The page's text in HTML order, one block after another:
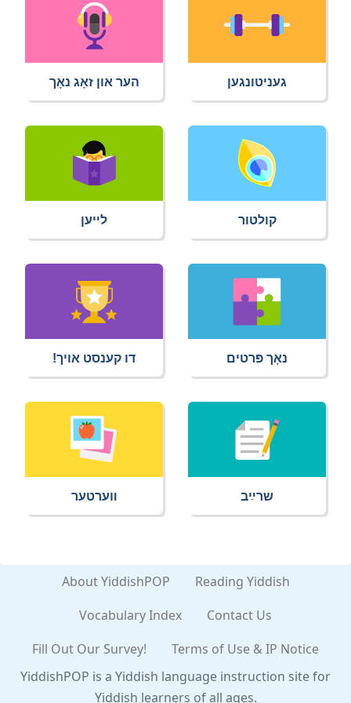
געניטונגען הער און זאָג נאָך
קולטור לײען
נאָך פּרטים דו קענסט אויך!
שרײַב װערטער
About YiddishPOP
Reading Yiddish
Vocabulary Index
Contact Us
Fill Out Our Survey!
Terms of Use & IP Notice
YiddishPOP is a Yiddish language instruction site for
Yiddish learners of all ages.